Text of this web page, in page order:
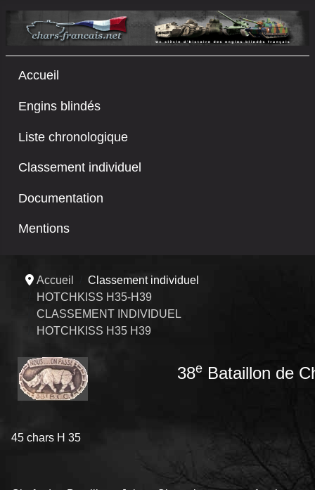
Accueil
Engins blindés
Liste chronologique
Classement individuel
Documentation
Mentions
Accueil
Classement individuel
HOTCHKISS H35-H39
CLASSEMENT INDIVIDUEL
HOTCHKISS H35 H39
38e Bataillon de
45 chars H 35